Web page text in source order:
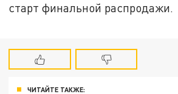
старт финальной распродажи.
ЧИТАЙТЕ ТАКЖЕ: